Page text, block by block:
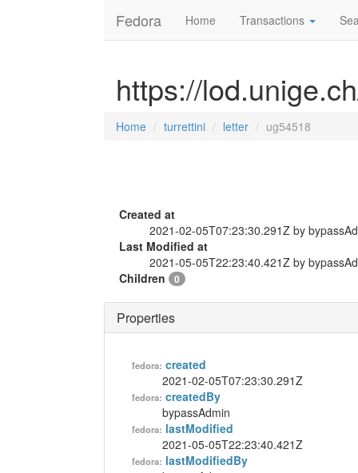
Fedora Home Transactions
https://
Home turrettini letter ug54518
Created at
2021-02-05T07:23:30.291Z by
Last Modified at
2021-05-05T22:23:40.421Z by
Children
0
Properties
fedora: created
2021-02-05T07:23:30.291Z
fedora: createdBy
bypassAdmin
fedora: lastModified
2021-05-05T22:23:40.421Z
fedora: lastModifiedBy